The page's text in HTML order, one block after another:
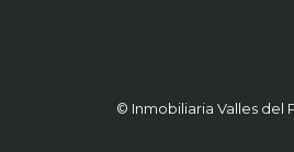
© Inmobiliaria Valles del